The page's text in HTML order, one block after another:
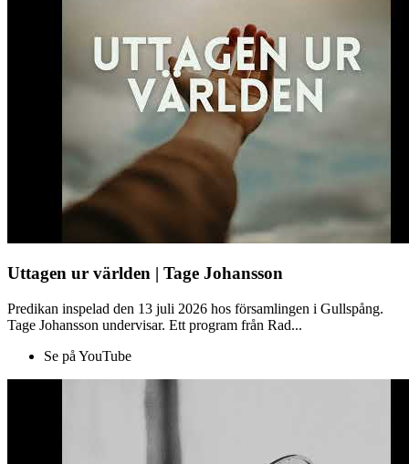
Uttagen ur världen | Tage Johansson
Predikan inspelad den 13 juli 2026 hos församlingen i Gullspång.
Tage Johansson undervisar. Ett program från Rad...
Se på YouTube